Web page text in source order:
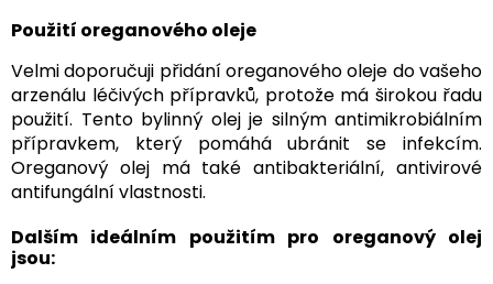
Použití oreganového oleje
Velmi doporučuji přidání oreganového oleje do vašeho
arzenálu léčivých přípravků, protože má širokou řadu
použití. Tento bylinný olej je silným antimikrobiálním
přípravkem, který pomáhá ubránit se infekcím.
Oreganový olej má také antibakteriální, antivirové
antifungální vlastnosti.
Dalším ideálním použitím pro oreganový olej
jsou: